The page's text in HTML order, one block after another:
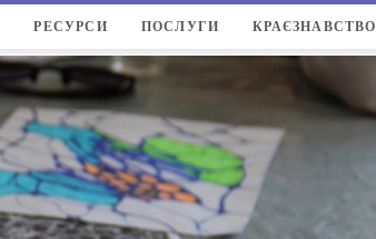
РЕСУРСИ ПОСЛУГИ КРАЄЗНАВСТВО